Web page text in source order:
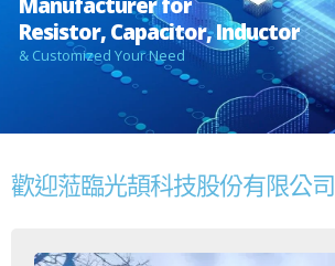
Resistor, Capacitor, Inductor
& Customized Your Need
歡迎蒞臨光頡科技股份有限公司